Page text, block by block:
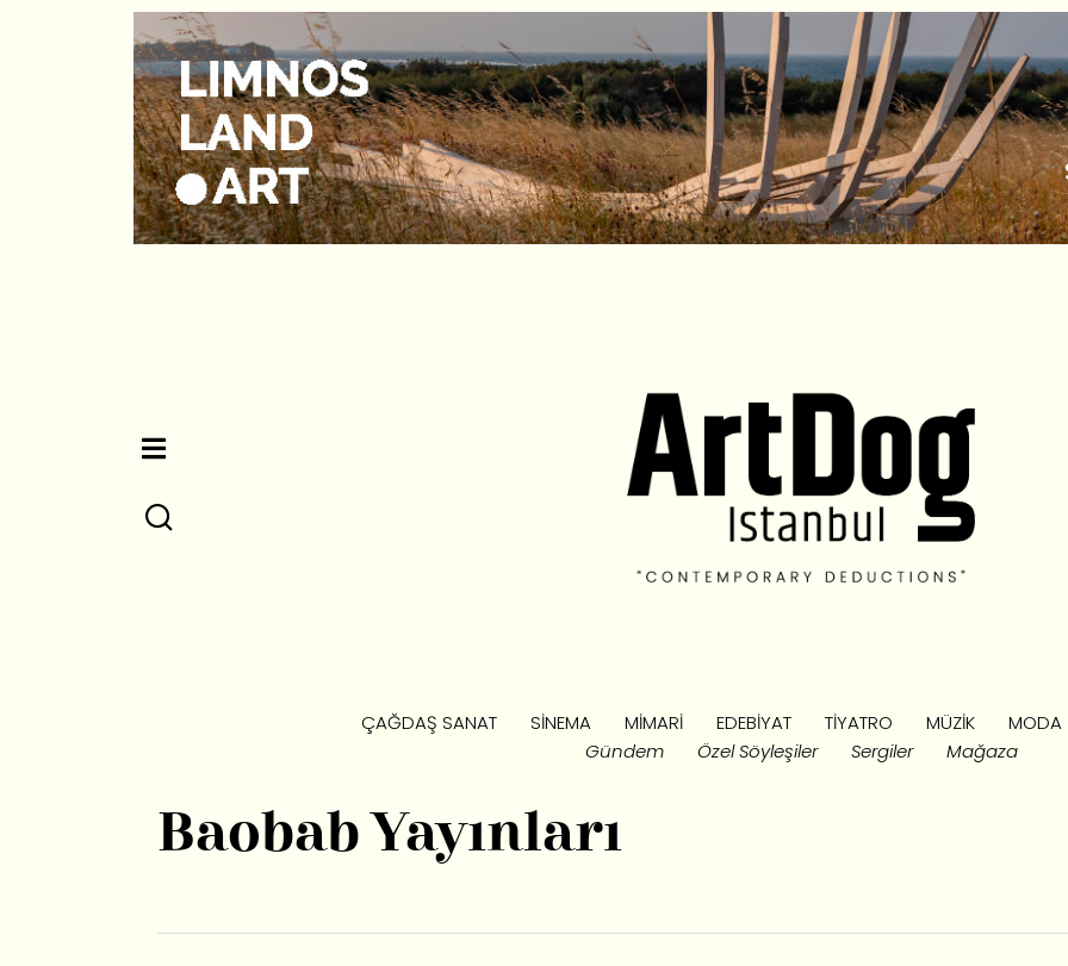
ÇAĞDAŞ SANAT SINEMA MIMARI EDEBIYAT TIYATRO MÜZIK MODA
Gündem
Özel Söyleşiler Sergiler Mağaza
Baobab Yayınları